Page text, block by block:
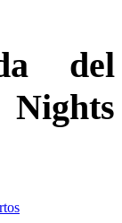
del